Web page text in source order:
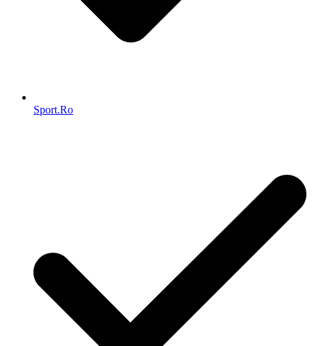
Sport.Ro